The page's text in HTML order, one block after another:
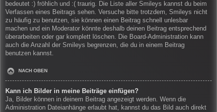
bedeutet :) fröhlich und :( traurig. Die Liste aller Smileys kannst du beim
Verfassen eines Beitrags sehen. Versuche bitte trotzdem, Smileys nicht
zu häufig zu benutzen, sie können einen Beitrag schnell unlesbar
machen und ein Moderator könnte deshalb deinen Beitrag entsprechend
überarbeiten oder gar komplett löschen. Die Board-Administration kann
auch die Anzahl der Smileys begrenzen, die du in einem Beitrag
benutzen kannst.
NACH OBEN
Kann ich Bilder in meine Beiträge einfügen?
Ja, Bilder können in deinem Beitrag angezeigt werden. Wenn die
Administration Dateianhänge erlaubt hat, kannst du das Bild auch direkt